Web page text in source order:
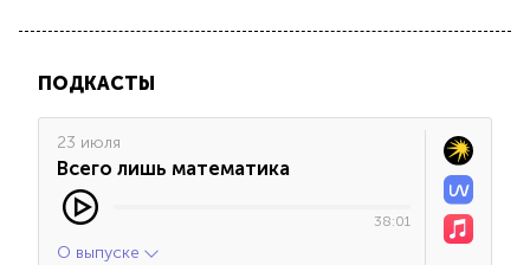
ПОДКАСТЫ
23 июля
Всего лишь математика
38:01
О выпуске